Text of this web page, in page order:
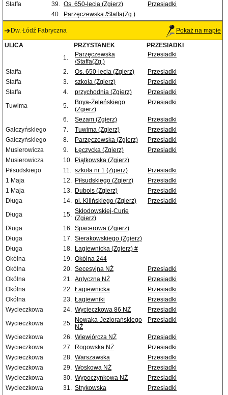
Staffa
39. Os. 650-lecia (Zgierz)
Przesiadki
40.
Parzęczewska /Staffa(Zg.)
Dw. Łódź Fabryczna Pokaż na mapie
ULICA PRZYSTANEK
PRZESIADKI
1.
Parzęczewska
/Staffa(Zg.)
Przesiadki
Staffa 2. Os. 650-lecia (Zgierz)
Przesiadki
Staffa
3. szkoła (Zgierz)
Przesiadki
Staffa
4. przychodnia (Zgierz)
Przesiadki
Tuwima
5.
Boya-Żeleńskiego
(Zgierz)
Przesiadki
6. Sezam (Zgierz)
Przesiadki
Gałczyńskiego
7. Tuwima (Zgierz)
Przesiadki
Gałczyńskiego
8. Parzęczewska (Zgierz)
Przesiadki
Musierowicza
9. Łęczycka (Zgierz)
Przesiadki
Musierowicza
10. Piątkowska (Zgierz)
Piłsudskiego
11. szkoła nr 1 (Zgierz)
Przesiadki
1 Maja
12. Piłsudskiego (Zgierz)
Przesiadki
1 Maja
13. Dubois (Zgierz)
Przesiadki
Długa
14. pl. Kilińskiego (Zgierz)
Przesiadki
Długa
15. Skłodowskiej-Curie
(Zgierz)
Długa
16. Spacerowa (Zgierz)
Długa
17. Sierakowskiego (Zgierz)
Długa
18. Łagiewnicka (Zgierz) #
Okólna
19. Okólna 244
Okólna
20. Secesyjna NŻ
Przesiadki
Okólna
21. Antyczna NŻ
Przesiadki
Okólna
22. Łagiewnicka
Przesiadki
Okólna
23. Łagiewniki
Przesiadki
Wycieczkowa
24. Wycieczkowa 86 NŻ
Przesiadki
Wycieczkowa
25. Nowaka-Jeziorańskiego
NŻ
Przesiadki
Wycieczkowa 26. Wiewiórcza NŻ
Przesiadki
Wycieczkowa
27. Rogowska NŻ
Przesiadki
Wycieczkowa
28. Warszawska
Przesiadki
Wycieczkowa
29. Woskowa NŻ
Przesiadki
Wycieczkowa
30. Wypoczynkowa NŻ
Przesiadki
Wycieczkowa
31. Strykowska
Przesiadki